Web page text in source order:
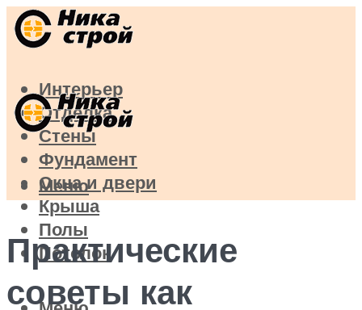
Интерьер
Отделка
Стены
Фундамент
Окна и двери
Крыша
Полы
Потолок
Меню
Практические
советы как